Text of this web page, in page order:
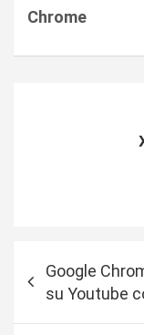
Chrome
Google
su Youtube